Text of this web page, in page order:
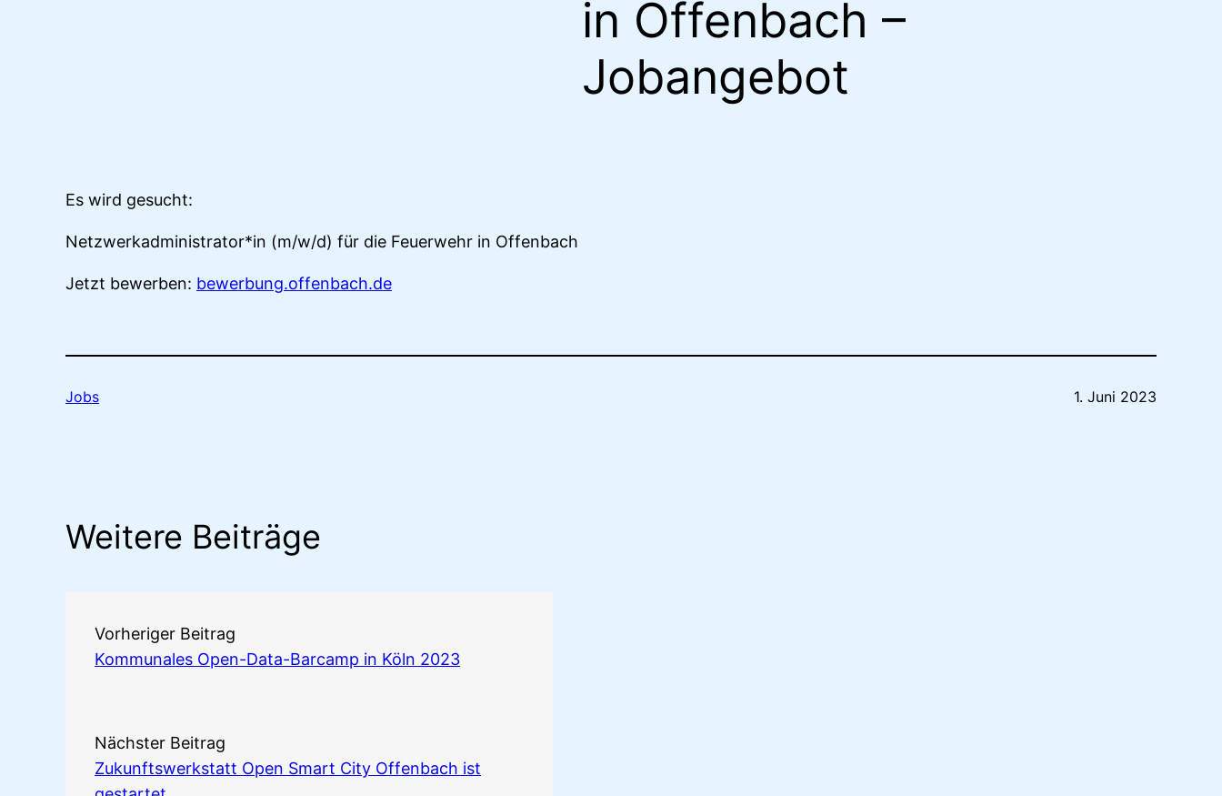
in Offenbach –
Jobangebot
Es wird gesucht:
Netzwerkadministrator*in (m/w/d) für die Feuerwehr in Offenbach
Jetzt bewerben: bewerbung.offenbach.de
Jobs 1. Juni 2023
Weitere Beiträge
Vorheriger Beitrag
Kommunales Open-Data-Barcamp in Köln 2023
Nächster Beitrag
Zukunftswerkstatt Open Smart City Offenbach ist